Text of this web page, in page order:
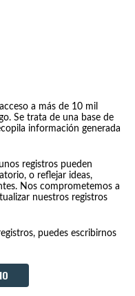
a más de 10 mil
Se trata de una base de
información generada
registros pueden
o reflejar ideas,
Nos comprometemos a
nuestros registros
puedes escribirnos